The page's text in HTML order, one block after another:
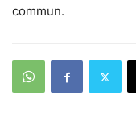
commun.